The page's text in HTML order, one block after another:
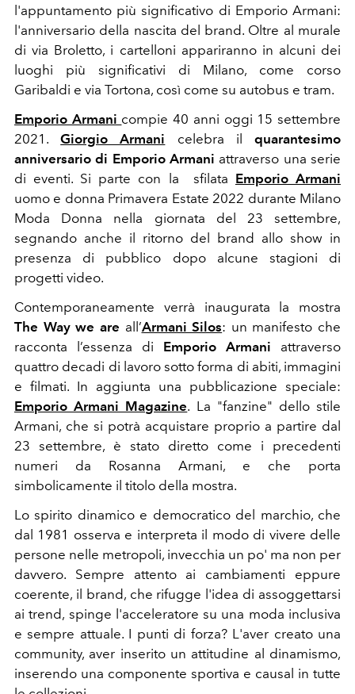
l'appuntamento più significativo di Emporio Armani:
l'anniversario della nascita del brand. Oltre al murale
di via Broletto, i cartelloni appariranno in alcuni dei
luoghi più significativi di Milano, come corso
Garibaldi e via Tortona, così come su autobus e tram.
Emporio Armani compie 40 anni oggi 15 settembre
2021.Giorgio Armani celebra ilquarantesimo
anniversario di Emporio Armani attraverso una serie
di eventi. Si parte con la sfilata Emporio Armani
uomo e donna Primavera Estate 2022 durante Milano
Moda Donna nella giornata del 23 settembre,
segnando anche il ritorno del brand allo show in
presenza di pubblico dopo alcune stagioni di
progetti video.
Contemporaneamente verrà inaugurata la mostra
The Way we are all’Armani Silos: un manifesto che
racconta l’essenza di Emporio Armani attraverso
quattro decadi di lavoro sotto forma di abiti, immagini
e filmati. In aggiunta una pubblicazione speciale:
Emporio Armani Magazine. La "fanzine" dello stile
Armani, che si potrà acquistare proprio a partire dal
23 settembre, è stato diretto come i precedenti
numeri da Rosanna Armani, e che porta
simbolicamente il titolo della mostra.
Lo spirito dinamico e democratico del marchio, che
dal 1981 osserva e interpreta il modo di vivere delle
persone nelle metropoli, invecchia un po' ma non per
davvero. Sempre attento ai cambiamenti eppure
coerente, il brand, che rifugge l'idea di assoggettarsi
ai trend, spinge l'acceleratore su una moda inclusiva
e sempre attuale. I punti di forza? L'aver creato una
community, aver inserito un attitudine al dinamismo,
inserendo una componente sportiva e causal in tutte